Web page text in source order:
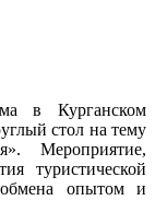
в Курганском
стол на тему
Мероприятие,
туристической
опытом и